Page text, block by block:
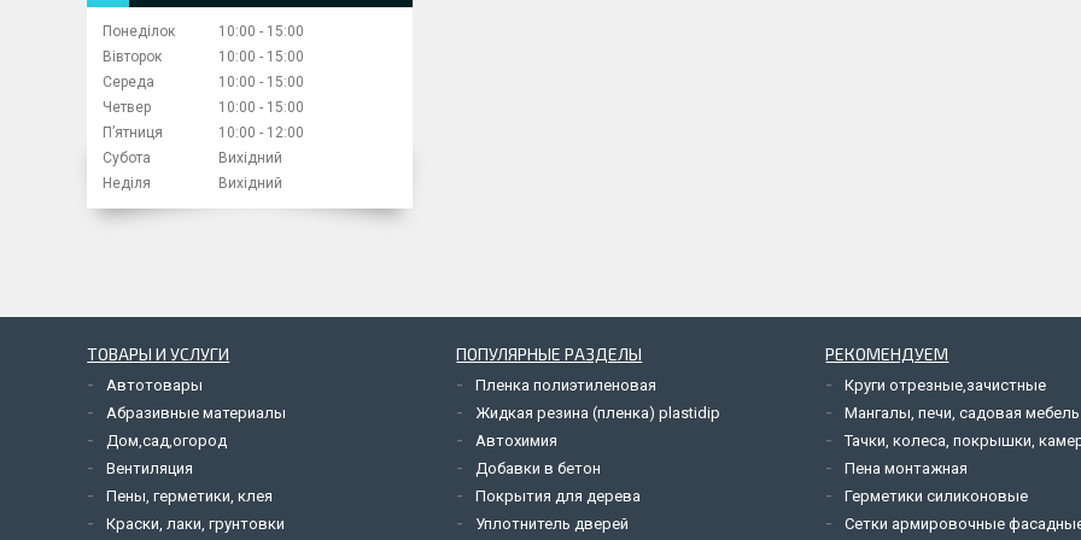
Понеділок 10:00
15:00
Вівторок
10:00
15:00
Середа
10:00
15:00
Четвер
10:00
15:00
Пʼятниця
10:00
12:00
Субота
Вихідний
Неділя
Вихідний
ТОВАРЫ И УСЛУГИ
Автотовары
Абразивные материалы
Дом,сад,огород
Вентиляция
Пены, герметики, клея
Краски, лаки, грунтовки
ПОПУЛЯРНЫЕ РАЗДЕЛЫ
Пленка полиэтиленовая
Жидкая резина (пленка) plastidip
Автохимия
Добавки в бетон
Покрытия для дерева
Уплотнитель дверей
РЕКОМЕНДУЕМ
Круги отрезные,зачистные
Мангалы, печи, садовая мебель
Тачки, колеса, покрышки,
Пена монтажная
Герметики силиконовые
Сетки армировочные